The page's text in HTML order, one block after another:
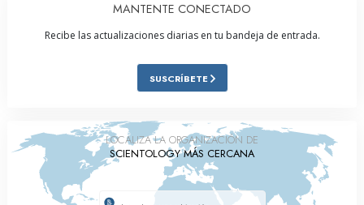
MANTENTE CONECTADO
Recibe las actualizaciones diarias en tu bandeja de entrada.
SUSCRÍBETE
LOCALIZA LA ORGANIZACIÓN DE
SCIENTOLOGY MÁS CERCANA